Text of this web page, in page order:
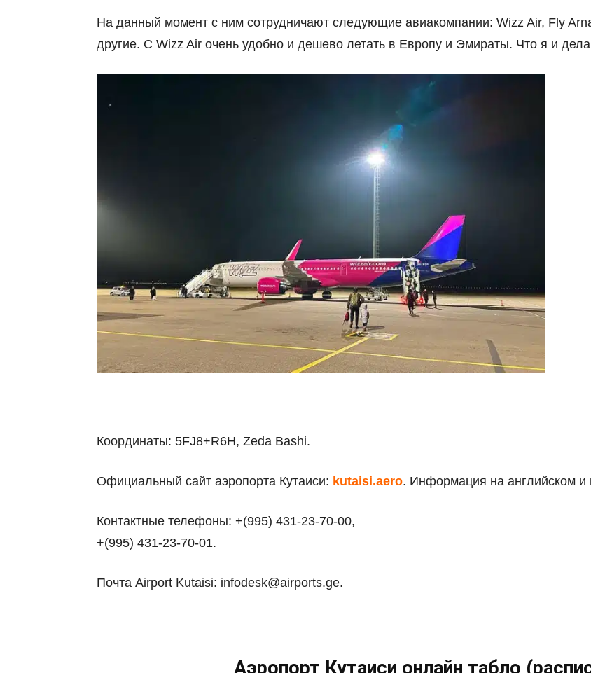
На данный момент с ним сотрудничают следующие авиакомпании: Wizz Air, Fly
другие. С Wizz Air очень удобно и дешево летать в Европу и Эмираты. Что я и
Координаты: 5FJ8+R6H, Zeda Bashi.
Официальный сайт аэропорта Кутаиси: kutaisi.aero. Информация на английском и
Контактные телефоны: +(995) 431-23-70-00,
+(995) 431-23-70-01.
Почта Airport Kutaisi: infodesk@airports.ge.
Аэропорт Кутаиси онлайн табло